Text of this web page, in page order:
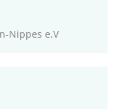
Nippes e.V